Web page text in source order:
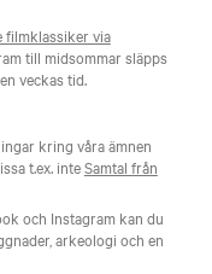
filmklassiker via
till midsommar släpps
veckas tid.
kring våra ämnen
t.ex. inteSamtal från
och Instagram kan du
arkeologi och en